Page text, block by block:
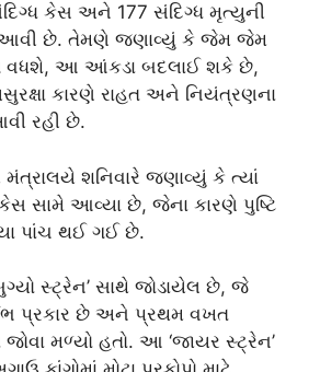
કેસ અને 177 સંદિગ્ધ મૃત્યુની
આવી છે. તેમણે જણાવ્યું કે જેમ જેમ
વધશે, આ આંકડા બદલાઈ શકે છે,
કારણે રાહત અને નિયંત્રણના
રહી છે.
મંત્રાલયે શનિવારે જણાવ્યું કે ત્યાં
સામે આવ્યા છે, જેના કારણે પુષ્ટિ
પાંચ થઈ ગઈ છે.
સ્ટ્રેન’ સાથે જોડાયેલ છે, જે
પ્રકાર છે અને પ્રથમ વખત
જોવા મળ્યો હતો. આ ‘જાયર સ્ટ્રેન’